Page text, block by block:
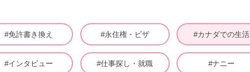
#免許書き換え #永住権・ビザ #カナダでの生活
#インタビュー #仕事探し・就職 #ナニー